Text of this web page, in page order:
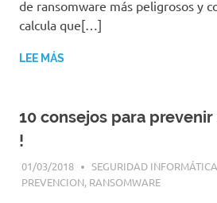
de ransomware más peligrosos y
calcula que[…]
LEE MÁS
10 consejos para
!
01/03/2018 SEGURIDAD
PREVENCION, RANSOMWARE